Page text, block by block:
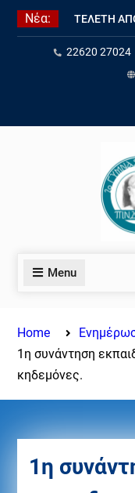
Νέα:
2025-2026
Ετήσια
έργου σχ.
Τελετή
Eνημέρωση
Αίτηση
εγγραφής
και
22620 27024
Menu
Home
1η συνάντηση
κηδεμόνες.
1η